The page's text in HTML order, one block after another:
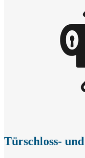
Türschloss-